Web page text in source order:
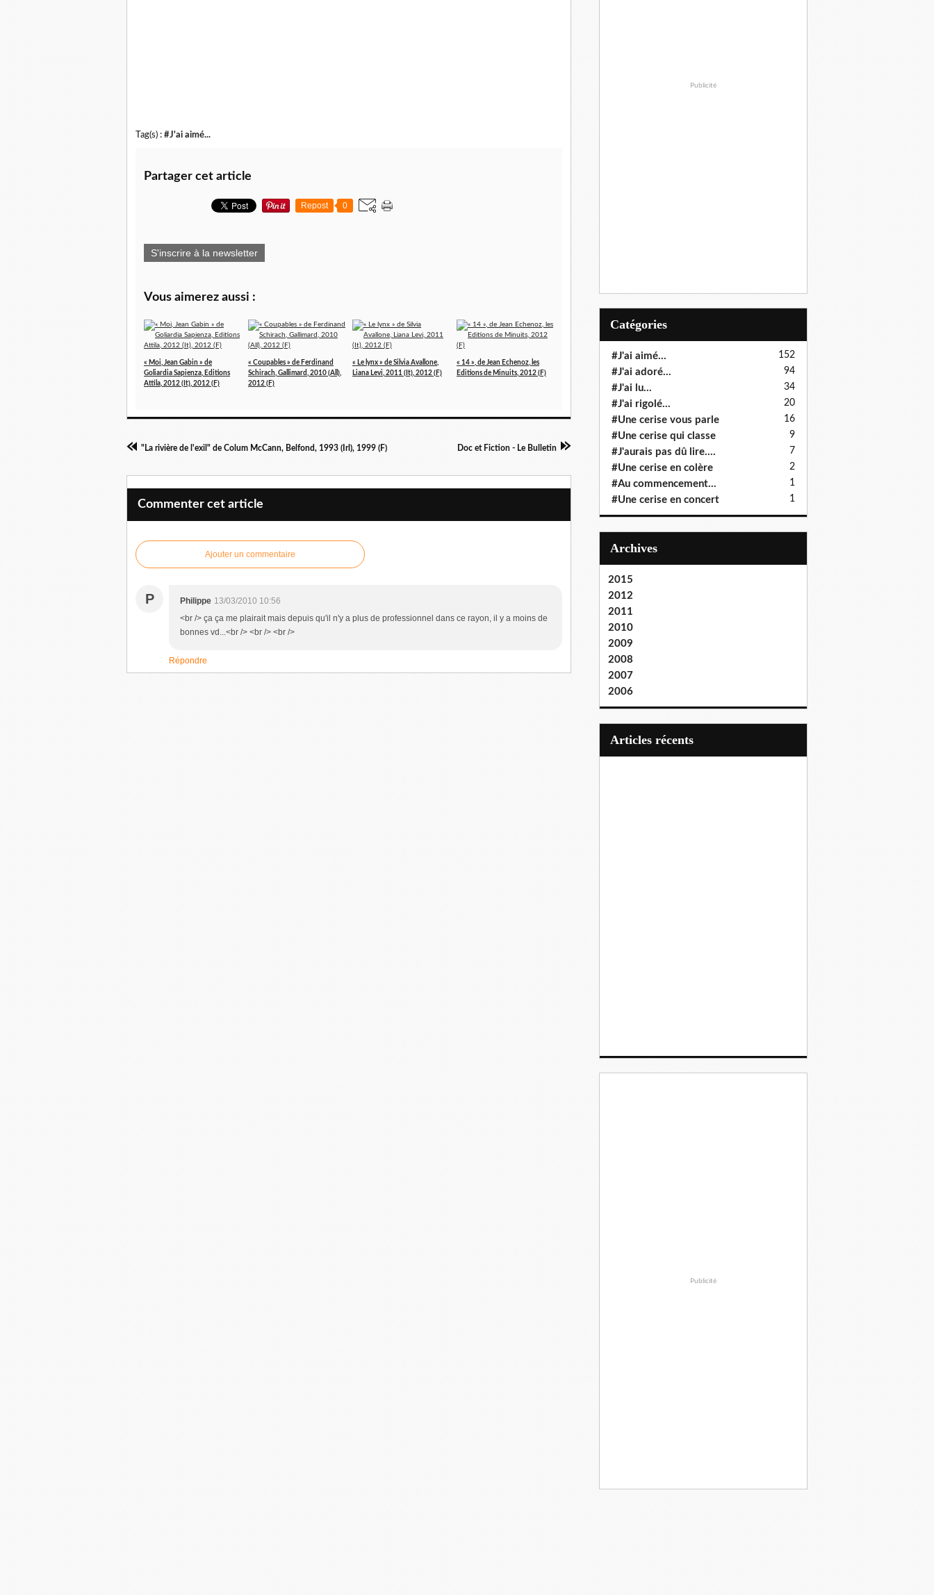
Tag(s) : #J'ai aimé...
Partager cet article
Repost 0
S'inscrire à la newsletter
Vous aimerez aussi :
« Moi, Jean Gabin » de
Goliardia Sapienza, Editions
Attila, 2012 (It), 2012 (F)
« Coupables » de Ferdinand
Schirach, Gallimard, 2010 (All),
2012 (F)
« Le lynx » de Silvia Avallone,
Liana Levi, 2011 (It), 2012 (F)
« 14 », de Jean Echenoz, les
Editions de Minuits, 2012 (F)
"La rivière de l'exil" de Colum McCann, Belfond, 1993 (Irl), 1999 (F) Doc et Fiction - Le Bulletin
Commenter cet article
Ajouter un commentaire
P Philippe 13/03/2010 10:56
<br /> ça ça me plairait mais depuis qu'il n'y a plus de professionnel dans ce rayon, il y a moins de
bonnes vd...<br /> <br /> <br />
Répondre
Publicité
Catégories
#J'ai aimé... 152
#J'ai adoré... 94
#J'ai lu... 34
#J'ai rigolé... 20
#Une cerise vous parle 16
#Une cerise qui classe 9
#J'aurais pas dû lire.... 7
#Une cerise en colère 2
#Au commencement... 1
#Une cerise en concert 1
Archives
2015
2012
2011
2010
2009
2008
2007
2006
articles récents
Publicité